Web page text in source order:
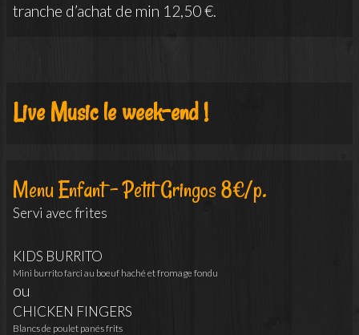
tranche d’achat de min 12,50 €.
Live Music le week-end !
Menu Enfant - Petit Gringos 8€/p.
Servi avec frites
KIDS BURRITO
Mini burrito farci au boeuf haché et fromage fondu
ou
CHICKEN FINGERS
Blancs de poulet panés frits